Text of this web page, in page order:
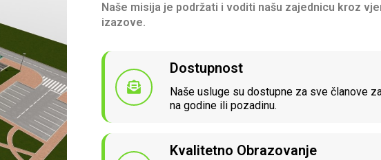
Naše misija je podržati i voditi našu zajednicu kroz
izazove.
Dostupnost
Naše usluge su dostupne za sve članove
na godine ili pozadinu.
Kvalitetno Obrazovanje